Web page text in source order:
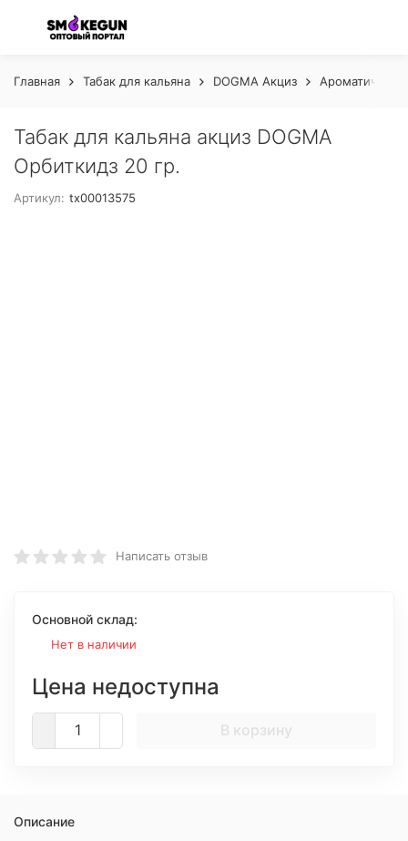
Главная Табак для кальяна DOGMA Акциз
Табак для кальяна акциз DOGMA
Орбиткидз 20 гр.
Артикул: tx00013575
Написать отзыв
Основной склад:
Нет в наличии
Цена недоступна
В корзину
Описание